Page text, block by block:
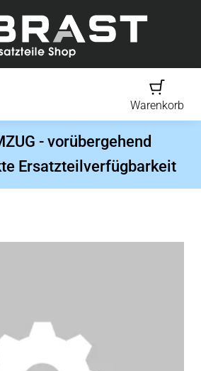
Warenkorb
- vorübergehend
Ersatzteilverfügbarkeit